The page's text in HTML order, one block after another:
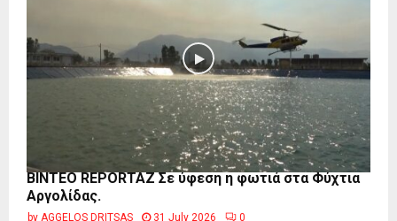
BINTEO REPORTAZ Σε ύφεση η φωτιά στα Φύχτια
Αργολίδας.
by AGGELOS DRITSAS 31 July 2026 0